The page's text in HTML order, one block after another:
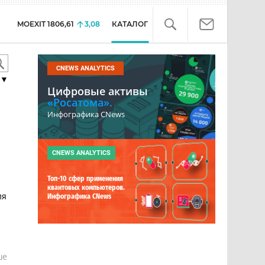
MOEXIT 1806,61 3,08 КАТАЛОГ
CNEWS ANALYTICS
Цифровые активы
«Росатома».
Инфографика CNews
CNEWS ANALYTICS
Топ-10 сфер применения
квантовых компьютеров.
Инфографика CNews